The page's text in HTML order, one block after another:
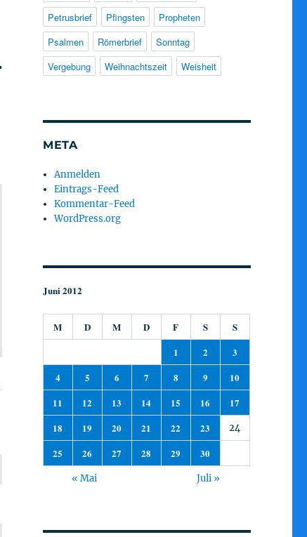
Petrusbrief
Pfingsten
Propheten
Psalmen
Römerbrief
Sonntag
Vergebung
Weihnachtszeit Weisheit
META
Anmelden
Eintrags-Feed
Kommentar-Feed
WordPress.org
Juni 2012
M D M D F S
S
1
2
3
4
5 6 7 8 9
10
11
12 13 14 15 16
17
18
19 20 21 22 23 24
25 26 27 28 29 30
« Mai Juli »